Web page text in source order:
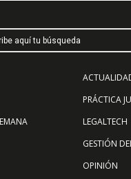
aquí tu búsqueda
PRÁCTICA
LEGALTECH
GESTIÓN
OPINIÓN